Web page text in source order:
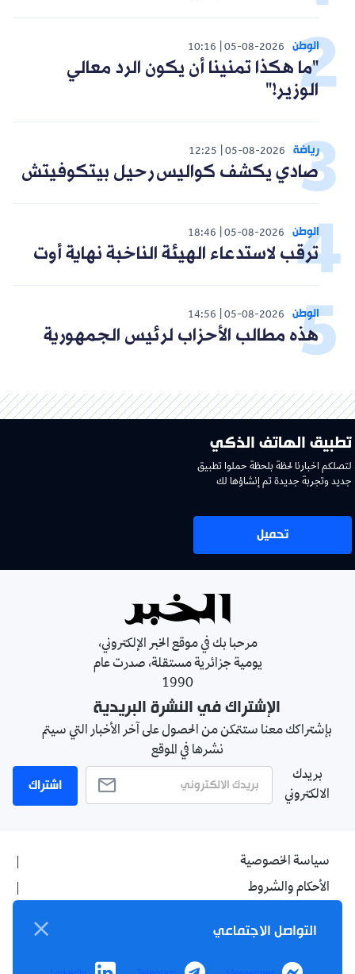
الوطن 05-08-2026
10:16
"ما هكذا تمنينا أن يكون الرد معالي
الوزير!"
رياضة 05-08-2026
12:25
صادي يكشف كواليس رحيل بيتكوفيتش
الوطن 05-08-2026
18:46
ترقب لاستدعاء الهيئة الناخبة نهاية أوت
الوطن 05-08-2026
14:56
هذه مطالب الأحزاب لرئيس الجمهورية
تطبيق الهاتف الذكي
لتصلكم اخبارنا لحظة بلحظة حملوا تطبيق
جديد وتجربة جديدة تم إنشاؤها لك
تحميل
مرحبا بك في موقع الخبر الإلكتروني،
يومية جزائرية مستقلة، صدرت عام
1990
الإشتراك في النشرة البريدية
بإشتراكك معنا ستتمكن من الحصول على آخر الأخبار التي سيتم
نشرها في الموقع
بريدك
الالكتروني
اشتراك
سياسة الخصوصية
الأحكام والشروط
اتصل بنا
من نحن
التواصل الاجتماعي